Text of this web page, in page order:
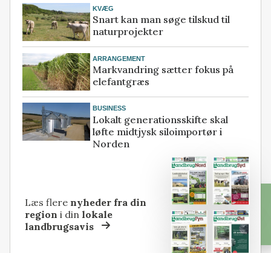
KVÆG
Snart kan man søge tilskud til
naturprojekter
ARRANGEMENT
Markvandring sætter fokus på
elefantgræs
BUSINESS
Lokalt generationsskifte skal
løfte midtjysk siloimportør i
Norden
Læs flere nyheder fra din
region i dinlokale
landbrugsavis